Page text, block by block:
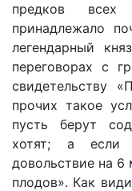
предков
принадлежало
легендарный
переговорах с
свидетельству
прочих такое
пусть берут
хотят; а если
довольствие на 6
плодов». Как